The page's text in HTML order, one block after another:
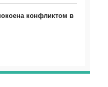
конфликтом в